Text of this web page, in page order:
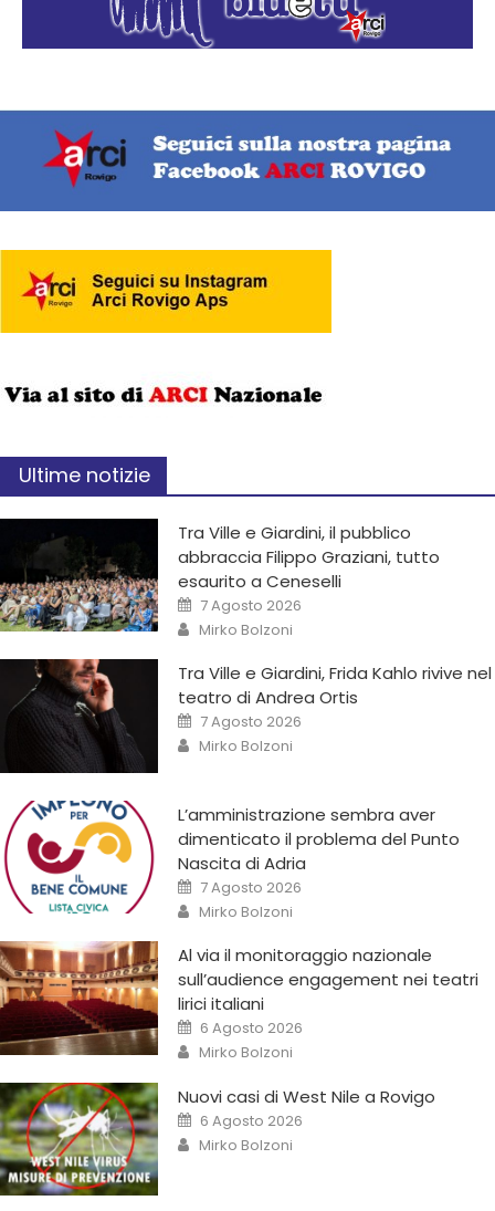
Ultime notizie
Tra Ville e Giardini, il pubblico
abbraccia Filippo Graziani, tutto
esaurito a Ceneselli
7 Agosto 2026
Mirko Bolzoni
Tra Ville e Giardini, Frida Kahlo rivive nel
teatro di Andrea Ortis
7 Agosto 2026
Mirko Bolzoni
L’amministrazione sembra aver
dimenticato il problema del Punto
Nascita di Adria
7 Agosto 2026
Mirko Bolzoni
Al via il monitoraggio nazionale
sull’audience engagement nei teatri
lirici italiani
6 Agosto 2026
Mirko Bolzoni
Nuovi casi di West Nile a Rovigo
6 Agosto 2026
Mirko Bolzoni